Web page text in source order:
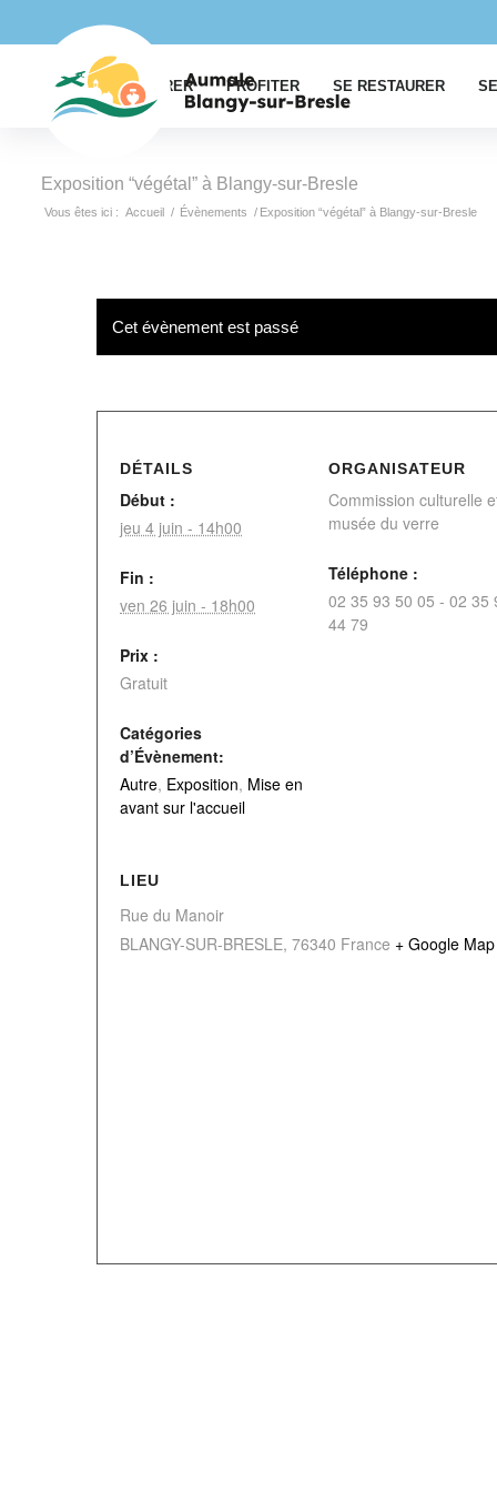
EXPLORER PROFITER SE RESTAURER
Exposition “végétal” à Blangy-sur-Bresle
Vous êtes ici : Accueil / Évènements / Exposition “végétal” à Blangy-sur-Bresle
Cet évènement est passé
DÉTAILS
Début :
jeu 4 juin - 14h00
Fin :
ven 26 juin - 18h00
Prix :
Gratuit
Catégories
d’Évènement:
Autre, Exposition, Mise en
avant sur l'accueil
ORGANISATEUR
Commission culturelle
musée du verre
Téléphone :
02 35 93 50 05 - 02 35
44 79
LIEU
Rue du Manoir
BLANGY-SUR-BRESLE, 76340 France + Google Map